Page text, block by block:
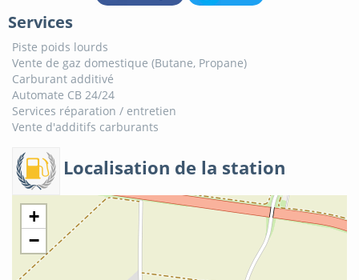
Services
Piste poids lourds
Vente de gaz domestique (Butane, Propane)
Carburant additivé
Automate CB 24/24
Services réparation / entretien
Vente d'additifs carburants
Localisation de la station
+
−